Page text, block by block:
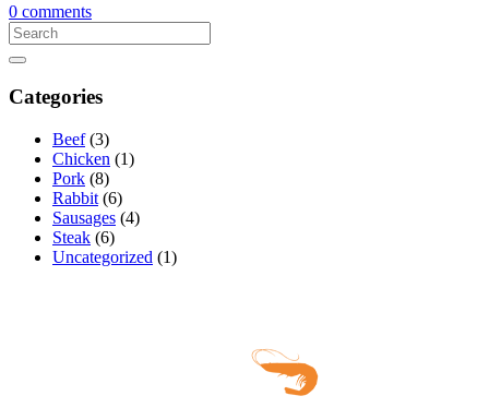
0 comments
Categories
Beef(3)
Chicken (1)
Pork (8)
Rabbit (6)
Sausages (4)
Steak (6)
Uncategorized (1)